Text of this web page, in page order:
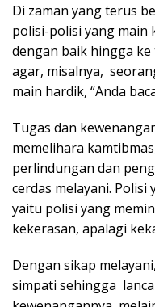
Di zaman yang terus
polisi-polisi yang main
dengan baik hingga
agar, misalnya,
main hardik, “Anda
Tugas dan
memelihara
perlindungan dan
cerdas melayani. Polisi
yaitu polisi yang
kekerasan, apalagi
Dengan sikap
simpati sehingga